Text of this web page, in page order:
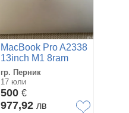
MacBook Pro A2338
13inch M1 8ram
256gb
гр. Перник
17 юли
500 €
977,92 лв